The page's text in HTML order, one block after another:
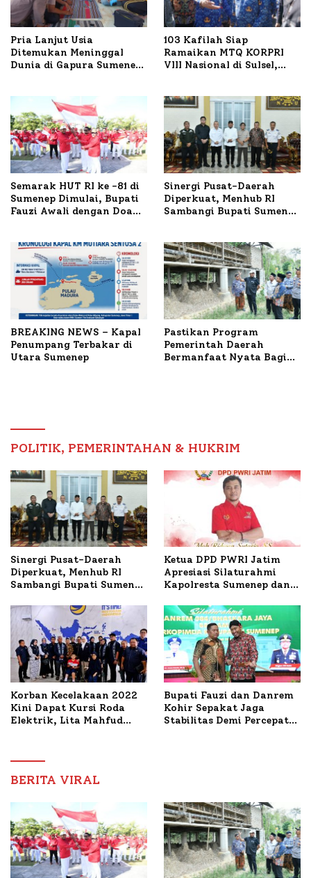
Pria Lanjut Usia
Ditemukan Meninggal
Dunia di Gapura Sumenep,
103 Kafilah Siap
Ramaikan MTQ KORPRI
VIII Nasional di Sulsel,
Semarak HUT RI ke -81 di
Sumenep Dimulai, Bupati
Fauzi Awali dengan Doa
Sinergi Pusat-Daerah
Diperkuat, Menhub RI
Sambangi Bupati Sumenep
BREAKING NEWS – Kapal
Penumpang Terbakar di
Utara Sumenep
Pastikan Program
Pemerintah Daerah
Bermanfaat Nyata Bagi
POLITIK, PEMERINTAHAN & HUKRIM
Sinergi Pusat-Daerah
Diperkuat, Menhub RI
Sambangi Bupati Sumenep
Mutiara Sentosa II
Ketua DPD PWRI Jatim
Apresiasi Silaturahmi
Kapolresta Sumenep dan
Ideal Polri-Pers
Korban Kecelakaan 2022
Kini Dapat Kursi Roda
Elektrik, Lita Mahfud
Nabil
Bupati Fauzi dan Danrem
Kohir Sepakat Jaga
Stabilitas Demi Percepat
BERITA VIRAL